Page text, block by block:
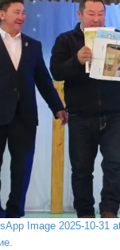
Image 2025-10-31